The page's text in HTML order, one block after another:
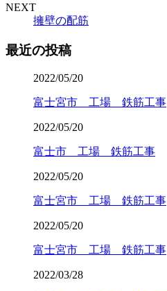
NEXT
擁壁の配筋
最近の投稿
2022/05/20
富士宮市 工場 鉄筋工事
2022/05/20
富士市 工場 鉄筋工事
2022/05/20
富士宮市 工場 鉄筋工事
2022/05/20
富士宮市 工場 鉄筋工事
2022/03/28